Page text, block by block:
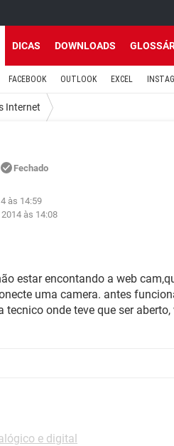
DICAS DOWNLOADS
FACEBOOK OUTLOOK EXCEL
Internet
Fechado
às 14:59
às 14:08
estar encontando a web
uma camera. antes
tecnico onde teve que ser
e digital